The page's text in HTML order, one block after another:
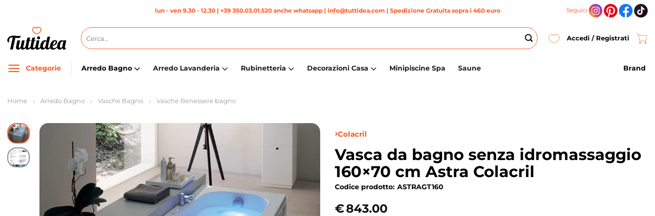
contenuti
lun - ven 9.30 - 12.30 | +39 350.03.01.520 anche whatsapp| info@tuttidea.com | Spedizione Gratuita sopra i 460 euro Seguici
Cerca:
Accedi / Registrati
Categorie Arredo Bagno Arredo Lavanderia Rubinetteria Decorazioni Casa Minipiscine Spa Saune Brand
Home Arredo Bagno Vasche Bagno Vasche Benessere bagno
Colacril
Vasca da bagno senza idromassaggio
160×70 cm Astra Colacril
Codice prodotto: ASTRAGT160
€843.00